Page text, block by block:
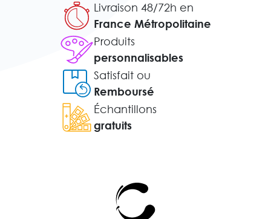
Livraison 48/72h en
France Métropolitaine
Produits
personnalisables
Satisfait ou
Remboursé
Échantillons
gratuits